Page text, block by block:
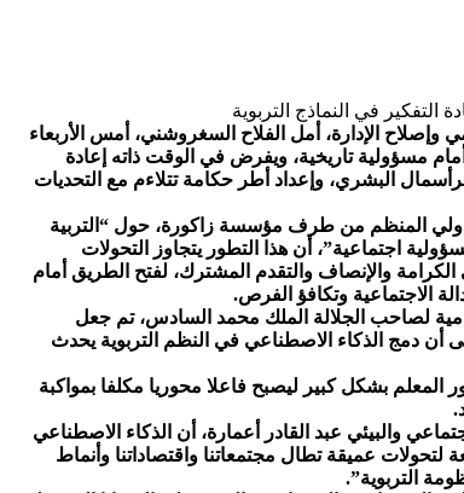
وإصلاح الإدارة، أمل الفلاح السغروشني، أمس الأربعاء
مسؤولية تاريخية، ويفرض في الوقت ذاته إعادة
البشري، وإعداد أطر حكامة تتلاءم مع التحديات
المنظم من طرف مؤسسة زاكورة، حول “التربية
اجتماعية”، أن هذا التطور يتجاوز التحولات
الكرامة والإنصاف والتقدم المشترك، لفتح الطريق أمام
الاجتماعية وتكافؤ الفرص.
لصاحب الجلالة الملك محمد السادس، تم جعل
أن دمج الذكاء الاصطناعي في النظم التربوية يحدث
المعلم بشكل كبير ليصبح فاعلا محوريا مكلفا بمواكبة
والبيئي عبد القادر أعمارة، أن الذكاء الاصطناعي
لتحولات عميقة تطال مجتمعاتنا واقتصاداتنا وأنماط
التربوية”.